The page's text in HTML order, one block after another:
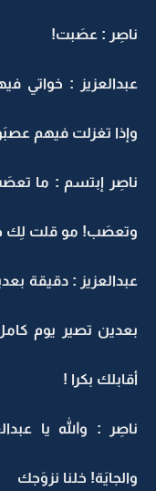
ناصِر : عصَبت!
عبدالعزيز : خواتي
وإذا تغزلت فيهم
ناصِر إبتسم : ما
وتعصَب! مو قلت لِك
عبدالعزيز : دقيقة
بعدين تصير يوم
أقابلك بكرا !
ناصِر : والله يا
والجايَة! خلنا نزوَجك